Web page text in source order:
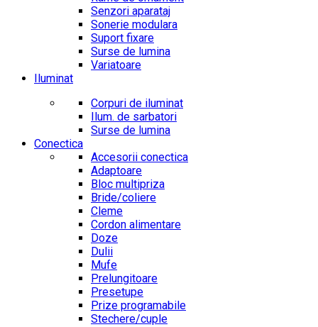
Senzori aparataj
Sonerie modulara
Suport fixare
Surse de lumina
Variatoare
Iluminat
Corpuri de iluminat
Ilum. de sarbatori
Surse de lumina
Conectica
Accesorii conectica
Adaptoare
Bloc multipriza
Bride/coliere
Cleme
Cordon alimentare
Doze
Dulii
Mufe
Prelungitoare
Presetupe
Prize programabile
Stechere/cuple